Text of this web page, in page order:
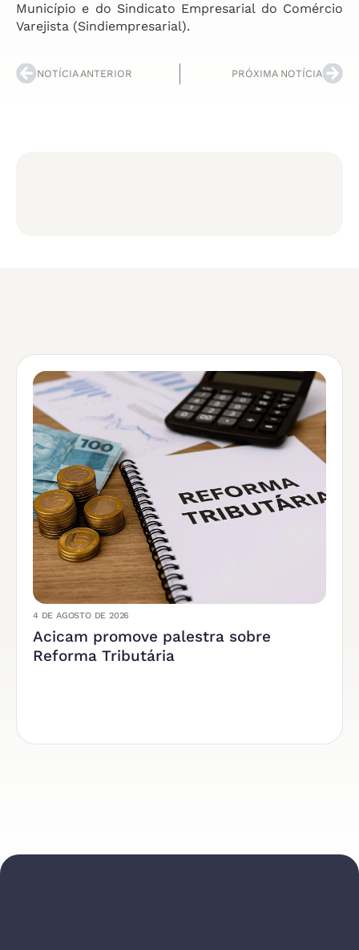
Município e do Sindicato Empresarial do Comércio
Varejista (Sindiempresarial).
NOTÍCIA ANTERIOR PRÓXIMA NOTÍCIA
4 DE AGOSTO DE 2026
Acicam promove palestra sobre
Reforma Tributária